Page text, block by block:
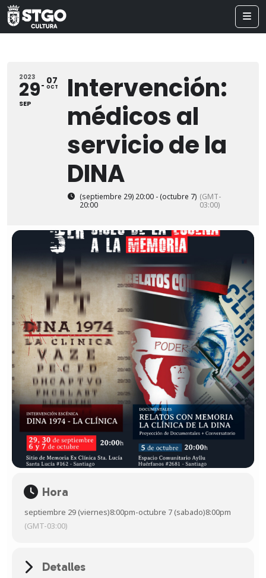
2023
29
SEP
07
OCT
Intervención:
médicos al
servicio de la
DINA
(septiembre 29) 20:00 - (octubre 7)
20:00
(GMT-
03:00)
Hora
septiembre 29 (viernes)8:00pm-octubre 7 (sabado)8:00pm
(GMT-03:00)
Detalles